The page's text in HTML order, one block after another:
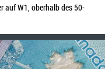
auf W1, oberhalb des 50-